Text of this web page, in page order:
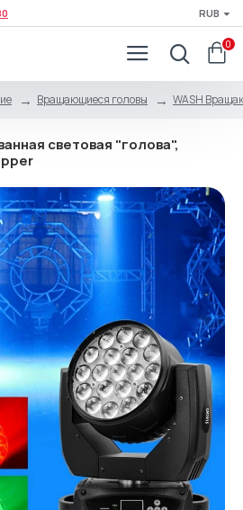
RUB
0
Вращающиеся головы WASH
световая "голова",